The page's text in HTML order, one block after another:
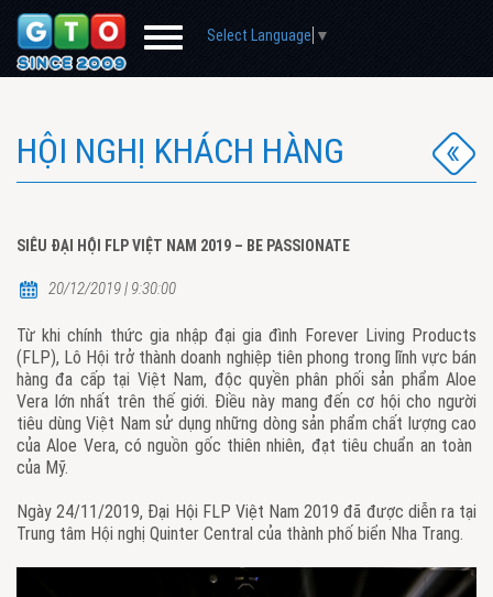
Select Language ▼
HỘI NGHỊ KHÁCH HÀNG
SIÊU ĐẠI HỘI FLP VIỆT NAM 2019 – BE PASSIONATE
20/12/2019 | 9:30:00
Từ khi chính thức gia nhập đại gia đình Forever Living Products
(FLP), Lô Hội trở thành doanh nghiệp tiên phong trong lĩnh vực bán
hàng đa cấp tại Việt Nam, độc quyền phân phối sản phẩm Aloe
Vera lớn nhất trên thế giới. Điều này mang đến cơ hội cho người
tiêu dùng Việt Nam sử dụng những dòng sản phẩm chất lượng cao
của Aloe Vera, có nguồn gốc thiên nhiên, đạt tiêu chuẩn an toàn
của Mỹ.
Ngày 24/11/2019, Đại Hội FLP Việt Nam 2019 đã được diễn ra tại
Trung tâm Hội nghị Quinter Central của thành phố biển Nha Trang.